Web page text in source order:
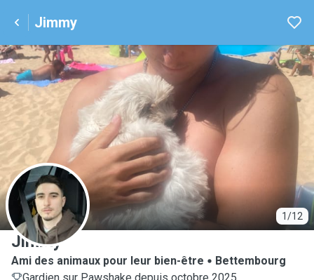
Jimmy
1/12
J
Jimmy
Ami des animaux pour leur bien-être
Bettembourg